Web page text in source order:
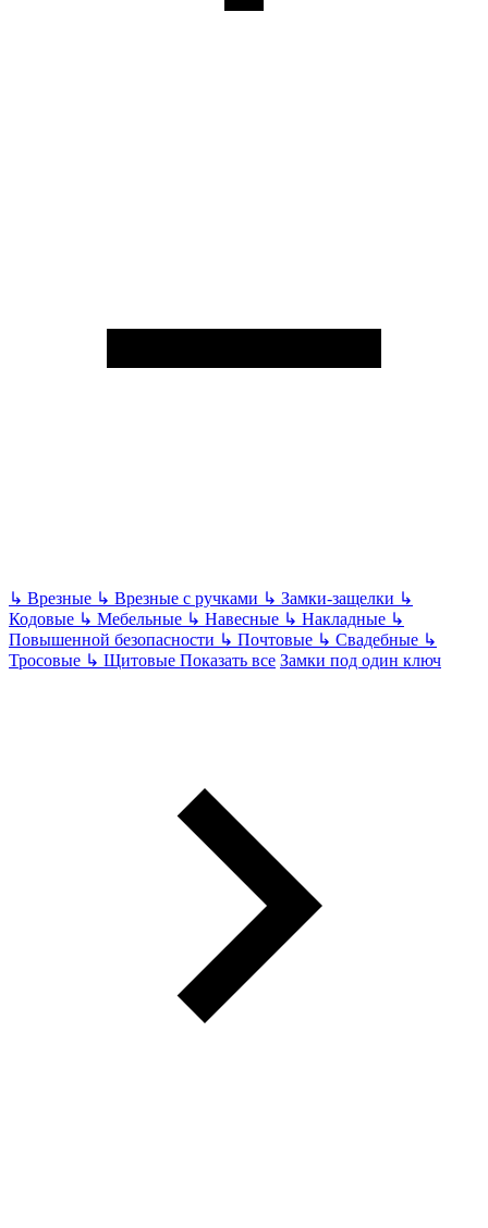
↳ Врезные ↳ Врезные с ручками ↳ Замки-защелки ↳
Кодовые ↳ Мебельные ↳ Навесные ↳ Накладные ↳
Повышенной безопасности ↳ Почтовые ↳ Свадебные ↳
Тросовые ↳ Щитовые Показать все Замки под один ключ